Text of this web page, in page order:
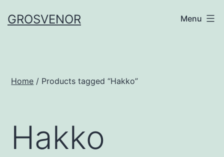
toGROSVENOR Menu
Home / Products tagged “Hakko”
Hakko